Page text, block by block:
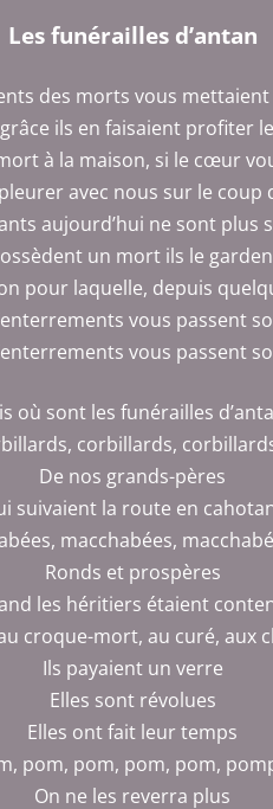
Les funérailles d’antan
des morts vous
ils en faisaient profiter
à la maison, si le cœur
avec nous sur le coup
aujourd’hui ne sont plus
un mort ils le
pour laquelle, depuis
vous passent
vous passent
où sont les funérailles
corbillards,
De nos grands-pères
suivaient la route en
macchabées,
Ronds et prospères
les héritiers étaient
croque-mort, au curé, aux
Ils payaient un verre
Elles sont révolues
Elles ont fait leur temps
pom, pom, pom, pom,
On ne les reverra plus